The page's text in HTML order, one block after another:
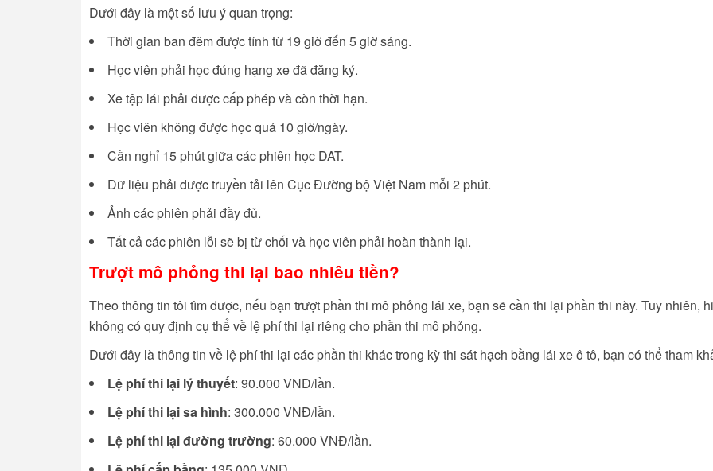
Dưới đây là một số lưu ý quan trọng:
Thời gian ban đêm được tính từ 19 giờ đến 5 giờ sáng.
Học viên phải học đúng hạng xe đã đăng ký.
Xe tập lái phải được cấp phép và còn thời hạn.
Học viên không được học quá 10 giờ/ngày.
Cần nghỉ 15 phút giữa các phiên học DAT.
Dữ liệu phải được truyền tải lên Cục Đường bộ Việt Nam mỗi 2 phút.
Ảnh các phiên phải đầy đủ.
Tất cả các phiên lỗi sẽ bị từ chối và học viên phải hoàn thành lại.
Trượt mô phỏng thi lại bao nhiêu tiền?
Theo thông tin tôi tìm được, nếu bạn trượt phần thi mô phỏng lái xe, bạn sẽ cần thi lại phần thi này. Tuy nhiên,
không có quy định cụ thể về lệ phí thi lại riêng cho phần thi mô phỏng.
Dưới đây là thông tin về lệ phí thi lại các phần thi khác trong kỳ thi sát hạch bằng lái xe ô tô, bạn có thể tham
Lệ phí thi lại lý thuyết: 90.000 VNĐ/lần.
Lệ phí thi lại sa hình: 300.000 VNĐ/lần.
Lệ phí thi lại đường trường: 60.000 VNĐ/lần.